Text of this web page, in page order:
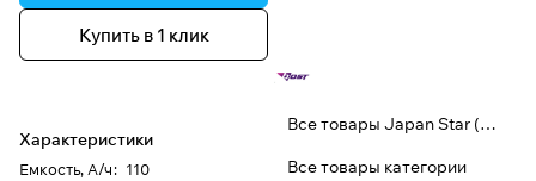
Купить в 1 клик
Характеристики
Емкость, А/ч: 110
Все товары Japan Star (Bost)
Все товары категории